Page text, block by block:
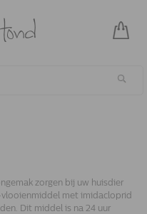
zorgen bij uw huisdier
met imidacloprid
Dit middel is na 24 uur